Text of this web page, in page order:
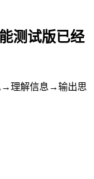
测试版已经
→理解信息→输出思